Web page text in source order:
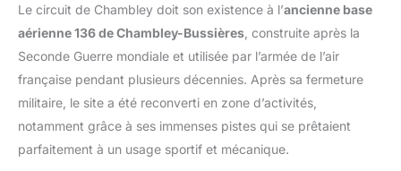
Le circuit de Chambley doit son existence à l’ancienne base
aérienne 136 de Chambley-Bussières , construite après la
Seconde Guerre mondiale et utilisée par l’armée de l’air
française pendant plusieurs décennies. Après sa fermeture
militaire, le site a été reconverti en zone d’activités,
notamment grâce à ses immenses pistes qui se prêtaient
parfaitement à un usage sportif et mécanique.